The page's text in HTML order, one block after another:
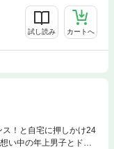
試し読み カートへ
！と自宅に押しかけ24
い中の年上男子とドキ